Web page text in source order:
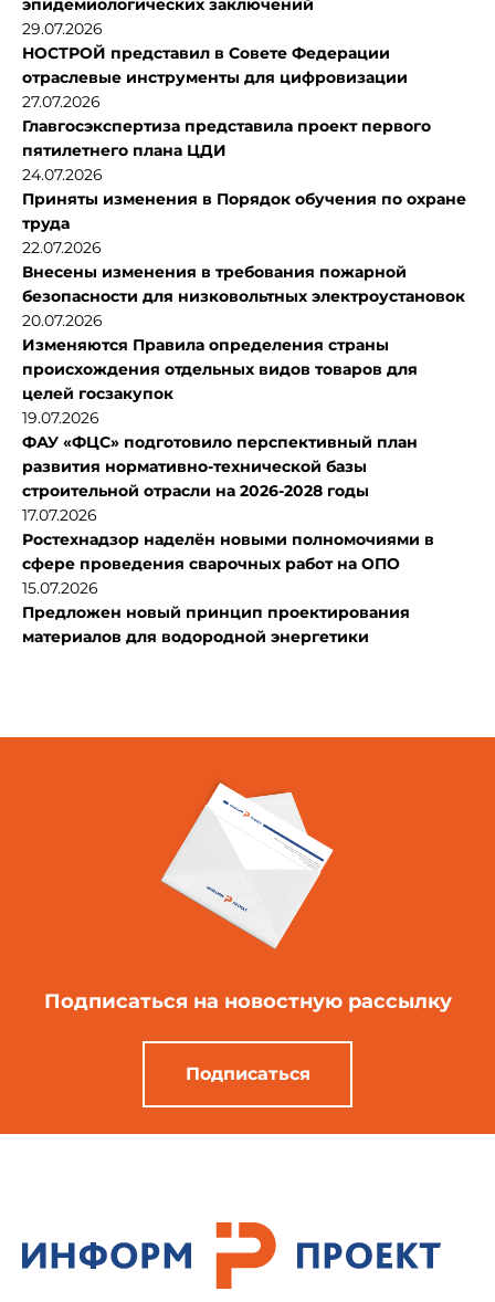
эпидемиологических заключений
29.07.2026
НОСТРОЙ представил в Совете Федерации
отраслевые инструменты для цифровизации
27.07.2026
Главгосэкспертиза представила проект первого
пятилетнего плана ЦДИ
24.07.2026
Приняты изменения в Порядок обучения по охране
труда
22.07.2026
Внесены изменения в требования пожарной
безопасности для низковольтных электроустановок
20.07.2026
Изменяются Правила определения страны
происхождения отдельных видов товаров для
целей госзакупок
19.07.2026
ФАУ «ФЦС» подготовило перспективный план
развития нормативно-технической базы
строительной отрасли на 2026-2028 годы
17.07.2026
Ростехнадзор наделён новыми полномочиями в
сфере проведения сварочных работ на ОПО
15.07.2026
Предложен новый принцип проектирования
материалов для водородной энергетики
Подписаться на новостную рассылку
Подписаться